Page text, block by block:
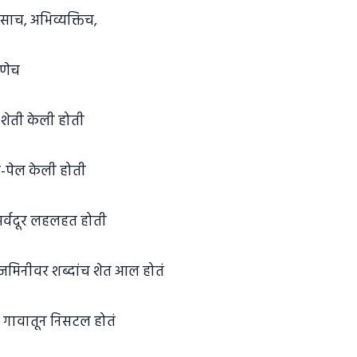
अभिव्यक्तिच,
केली होती
केली होती
लहलहत होती
शब्दांच शेत आल होतं
निसटल होतं